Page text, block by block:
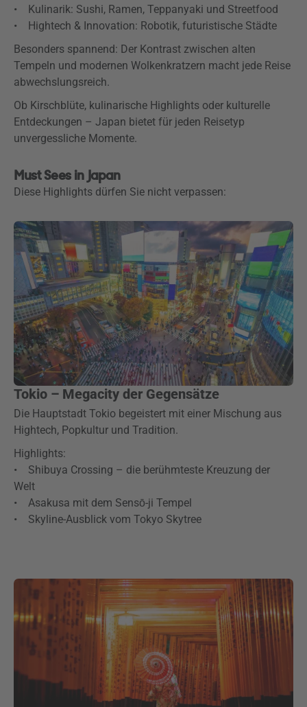
• Kulinarik: Sushi, Ramen, Teppanyaki und Streetfood
• Hightech & Innovation: Robotik, futuristische Städte
Besonders spannend: Der Kontrast zwischen alten
Tempeln und modernen Wolkenkratzern macht jede Reise
abwechslungsreich.
Ob Kirschblüte, kulinarische Highlights oder kulturelle
Entdeckungen – Japan bietet für jeden Reisetyp
unvergessliche Momente.
Must Sees in Japan
Diese Highlights dürfen Sie nicht verpassen:
Tokio – Megacity der Gegensätze
Die Hauptstadt Tokio begeistert mit einer Mischung aus
Hightech, Popkultur und Tradition.
Highlights:
• Shibuya Crossing – die berühmteste Kreuzung der
Welt
• Asakusa mit dem Sensō-ji Tempel
• Skyline-Ausblick vom Tokyo Skytree